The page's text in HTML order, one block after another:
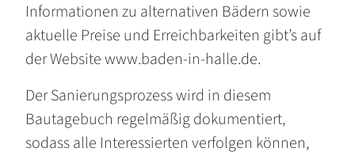
Informationen zu alternativen Bädern sowie
aktuelle Preise und Erreichbarkeiten gibt’s auf
der Website www.baden-in-halle.de.
Der Sanierungsprozess wird in diesem
Bautagebuch regelmäßig dokumentiert,
sodass alle Interessierten verfolgen können,